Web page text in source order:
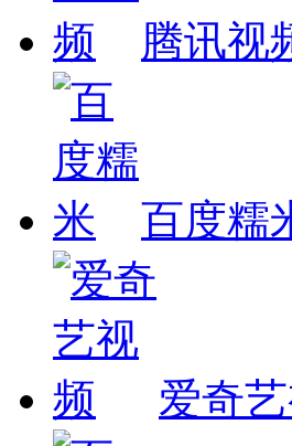
腾讯视
百度糯
爱奇